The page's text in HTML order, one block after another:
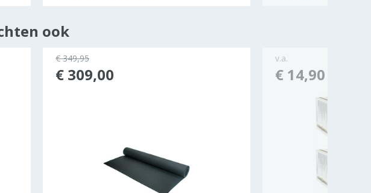
ook
€ 349,95
€ 309,00
v.a.
€ 14,90